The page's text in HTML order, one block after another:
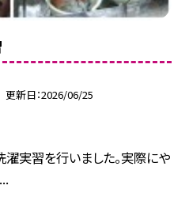
更新日 2026/06/25
実習を行いました。実際にや